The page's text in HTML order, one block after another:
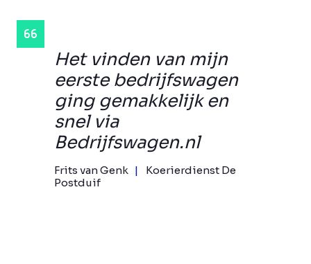
Het vinden van mijn
eerste bedrijfswagen
ging gemakkelijk en
snel via
Bedrijfswagen.nl
Frits van Genk
Koerierdienst De
Postduif